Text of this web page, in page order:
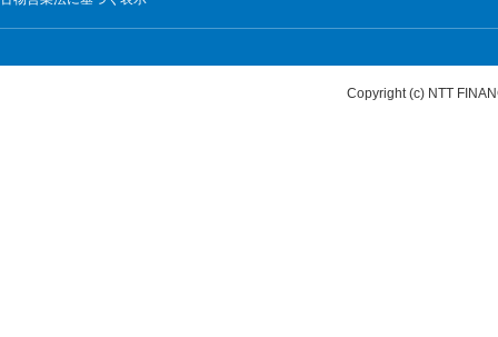
Copyright (c) NTT